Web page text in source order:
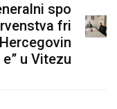
spo
fri
e” u Vitezu